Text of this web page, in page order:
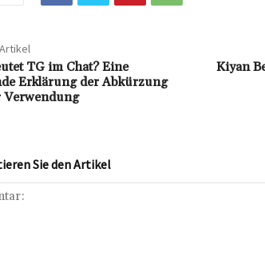
TG im Chat? Eine
Erklärung der Abkürzung
Kiyan
Sie den Artikel